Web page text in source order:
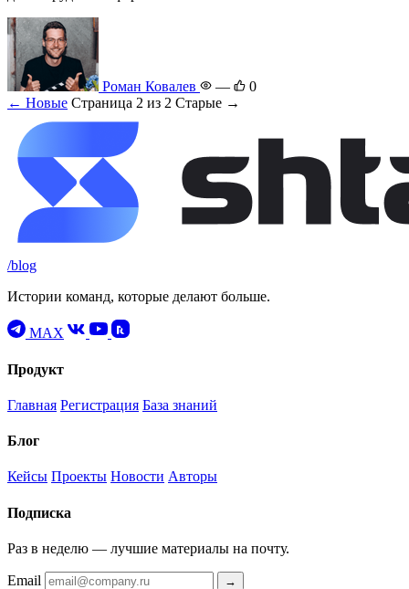
Роман Ковалев —
0
← Новые Страница 2 из 2 Старые →
/blog
Истории команд, которые делают больше.
MAX
Продукт
Главная Регистрация База знаний
Блог
Кейсы Проекты Новости Авторы
Подписка
Раз в неделю — лучшие материалы на почту.
Email →